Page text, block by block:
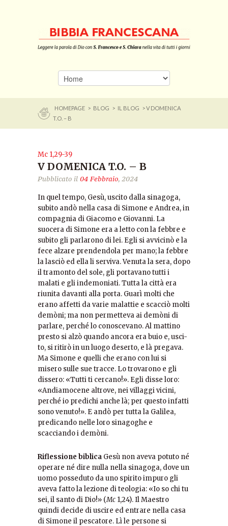
HOMEPAGE > BLOG > IL BLOG
> V DOMENICA
T.O. – B
Mc 1,29-39
V DOMENICA T.O. – B
Pubblicato il 04 Febbraio, 2024
In quel tempo, Gesù, uscito dalla sinagoga,
subito andò nella casa di Simone e Andrea, in
compagnia di Giacomo e Giovanni. La
suocera di Simone era a letto con la febbre e
subito gli parlarono di lei. Egli si avvicinò e la
fece alzare prendendola per mano; la febbre
la lasciò ed ella li serviva. Venuta la sera, dopo
il tramonto del sole, gli portavano tutti i
malati e gli indemoniati. Tutta la città era
riunita davanti alla porta. Guarì molti che
erano affetti da varie malattie e scacciò molti
demòni; ma non permetteva ai demòni di
parlare, perché lo conoscevano. Al mattino
presto si alzò quando ancora era buio e, usci-
to, si ritirò in un luogo deserto, e là pregava.
Ma Simone e quelli che erano con lui si
misero sulle sue tracce. Lo trovarono e gli
dissero: «Tutti ti cercano!». Egli disse loro:
«Andiamocene altrove, nei villaggi vicini,
perché io predichi anche là; per questo infatti
sono venuto!». E andò per tutta la Galilea,
predicando nelle loro sinagoghe e
scacciando i demòni.
Riflessione biblica Gesù non aveva potuto né
operare né dire nulla nella sinagoga, dove un
uomo posseduto da uno spirito impuro gli
aveva fatto la lezione di teologia: «Io so chi tu
sei, il santo di Dio!» (Mc 1,24). Il Maestro
quindi decide di uscire ed entrare nella casa
di Simone il pescatore. Lì le persone si